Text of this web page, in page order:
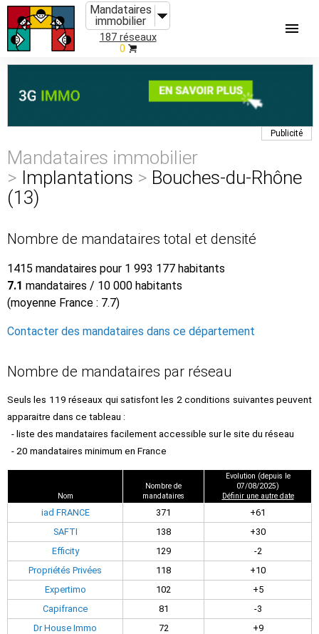
Mandataires
immobilier
187 réseaux
0
Publicité
Mandataires immobilier
> Implantations > Bouches-du-Rhône
(13)
Nombre de mandataires total et densité
1415 mandataires pour 1 993 177 habitants
7.1 mandataires / 10 000 habitants
(moyenne France : 7.7)
Contacter des mandataires dans ce département
Nombre de mandataires par réseau
Seuls les 119 réseaux qui satisfont les 2 conditions suivantes peuvent
apparaitre dans ce tableau :
- liste des mandataires facilement accessible sur le site du réseau
- 20 mandataires minimum en France
Nom
Nombre de
mandataires
Evolution (depuis le
07/08/2025)
Définir une autre date
iad FRANCE 371
+61
SAFTI
138
+30
Efficity
129
-2
Propriétés Privées
118
+10
Expertimo
102
+5
Capifrance
81
-3
Dr House Immo
72
+9